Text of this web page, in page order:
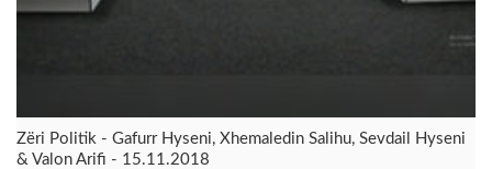
Zëri Politik - Gafurr Hyseni, Xhemaledin Salihu, Sevdail Hyseni
& Valon Arifi - 15.11.2018